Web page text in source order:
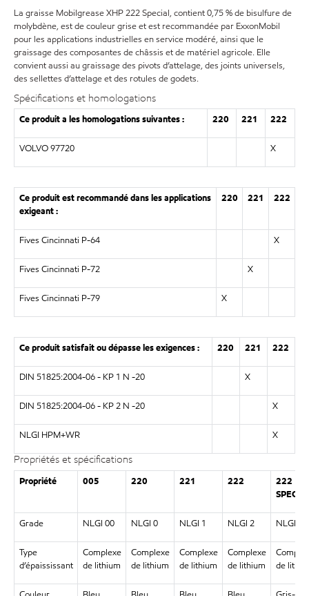
La graisse Mobilgrease XHP 222 Special, contient 0,75 % de bisulfure de
molybdène, est de couleur grise et est recommandée par ExxonMobil
pour les applications industrielles en service modéré, ainsi que le
graissage des composantes de châssis et de matériel agricole. Elle
convient aussi au graissage des pivots d’attelage, des joints universels,
des sellettes d’attelage et des rotules de godets.
Spécifications et homologations
Ce produit a les homologations suivantes : 220 221 222
VOLVO 97720 X
Ce produit est recommandé dans les applications
exigeant :
220 221 222
Fives Cincinnati P-64 X
Fives Cincinnati P-72 X
Fives Cincinnati P-79 X
Ce produit satisfait ou dépasse les exigences : 220 221 222
DIN 51825:2004-06 - KP 1 N -20 X
DIN 51825:2004-06 - KP 2 N -20 X
NLGI HPM+WR X
Propriétés et spécifications
Propriété 005 220 221 222
222
Grade NLGI 00 NLGI 0 NLGI 1 NLGI 2 NLGI 2
Type
d’épaississant
Complexe
de lithium
Complexe
de lithium
Complexe
de lithium
Complexe
de lithium
de